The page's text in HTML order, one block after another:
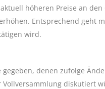
höheren Preise an
Entsprechend geht
wird.
denen zufolge
diskutiert